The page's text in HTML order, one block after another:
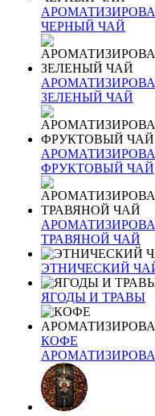
ЧЕРНЫЙ ЧАЙ
ЗЕЛЕНЫЙ ЧАЙ
ФРУКТОВЫЙ ЧАЙ
ТРАВЯНОЙ ЧАЙ
ЭТНИЧЕСКИЙ
ЯГОДЫ И ТРАВЫ
КОФЕ